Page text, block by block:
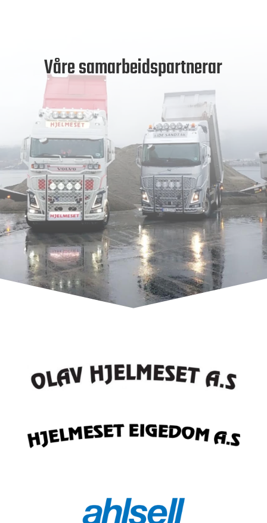
Våre samarbeidspartnerar